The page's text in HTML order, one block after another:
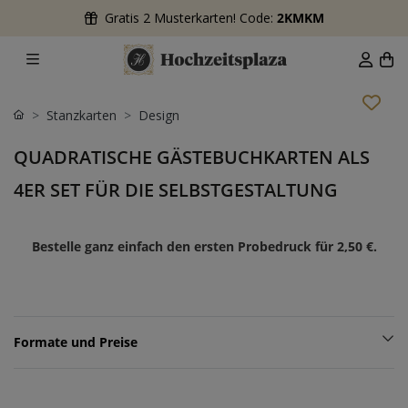
Gratis 2 Musterkarten! Code: 2KMKM
Stanzkarten Design
QUADRATISCHE GÄSTEBUCHKARTEN ALS
4ER SET FÜR DIE SELBSTGESTALTUNG
Bestelle ganz einfach den ersten Probedruck für 2,50 €.
Formate und Preise